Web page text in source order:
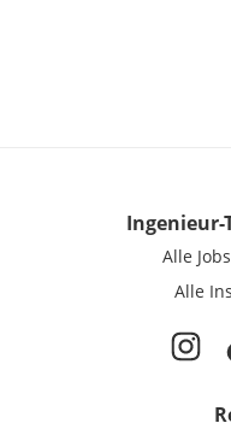
Ingenieur-
Alle
Alle